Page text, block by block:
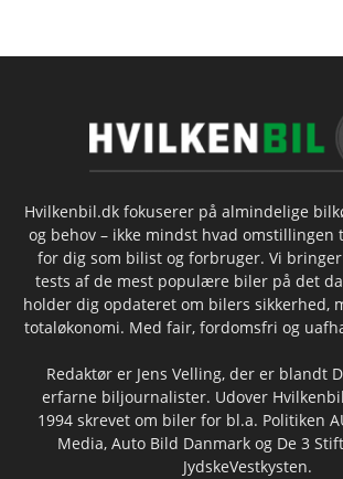
Hvilkenbil.dk fokuserer på almindelige
og behov – ikke mindst hvad
for dig som bilist og forbruger. Vi
tests af de mest populære biler på det
holder dig opdateret om bilers sikkerhed,
totaløkonomi. Med fair, fordomsfri og
Redaktør er Jens Velling, der er blandt
erfarne biljournalister. Udover
1994 skrevet om biler for bl.a. Politiken
Media, Auto Bild Danmark og De 3
JydskeVestkysten.